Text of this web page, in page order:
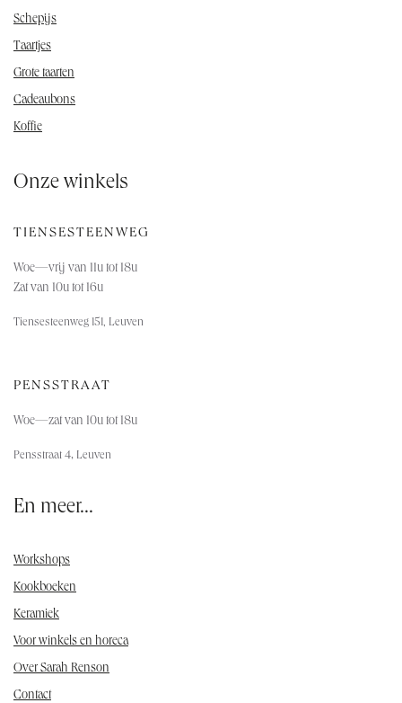
Schepijs
Taartjes
Grote taarten
Cadeaubons
Koffie
Onze winkels
TIENSESTEENWEG
Woe—vrij van 11u tot 18u
Zat van 10u tot 16u
Tiensesteenweg 151, Leuven
PENSSTRAAT
Woe—zat van 10u tot 18u
Pensstraat 4, Leuven
En meer...
Workshops
Kookboeken
Keramiek
Voor winkels en horeca
Over Sarah Renson
Contact